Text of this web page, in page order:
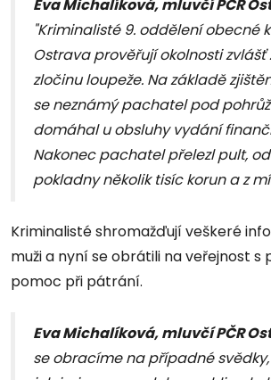
Eva Michalíková, mluvčí PČR
"Kriminalisté 9. oddělení obecné
Ostrava prověřují okolnosti zvlášť
zločinu loupeže. Na základě
se neznámý pachatel pod
domáhal u obsluhy vydání
Nakonec pachatel přelezl pult,
pokladny několik tisíc korun a z
Kriminalisté shromažďují veškeré
muži a nyní se obrátili na veřejnost s
pomoc při pátrání.
Eva Michalíková, mluvčí PČR
se obracíme na případné